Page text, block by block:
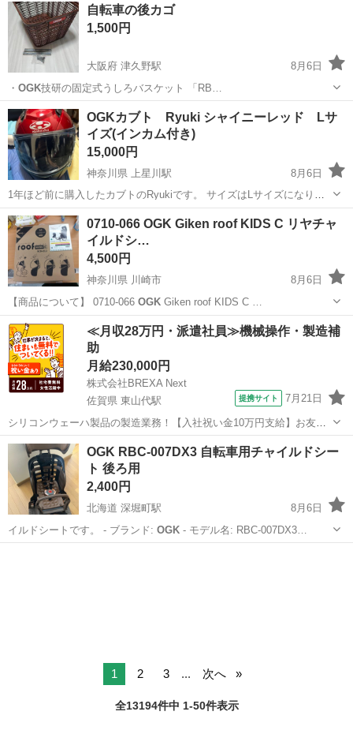
自転車の後カゴ
1,500円
大阪府 津久野駅
8月6日
・ OGK 技研の固定式うしろバスケット 「RB…
大阪 堺市 津久野駅
OGKカブト Ryuki シャイニーレッド Lサ
イズ(インカム付き)
15,000円
神奈川県 上星川駅
8月6日
1年ほど前に購入したカブトのRyukiです。 サイズはLサイズになりま
す。 傷はほぼ毎日使用していたからか多数あります。 1年ほどしか使
っておらず半年前にはシールドも傷が多数出来てしまい交換しまし
た。気になる方は内装も取り...
神奈川 横浜市 上星川駅 スズキ インカム
0710-066 OGK Giken roof KIDS C リヤチャ
イルドシ…
4,500円
神奈川県 川崎市
8月6日
【商品について】 0710-066 OGKGiken roof KIDS C …
神奈川 川崎市 ベビー用品 OGK
≪月収28万円・派遣社員≫機械操作・製造補
助
月給230,000円
株式会社BREXA Next
佐賀県 東山代駅
提携サイト 7月21日
シリコンウェーハ製品の製造業務！【入社祝い金10万円支給】お友達
やカップルとの応募OK◎年間休日129日＆休出なしでプライベート充
実♪業務はクリーンルームで快適作業◎自社正社員登用制度あり★1食
300円～の格安食堂あり！《佐...
佐賀 伊万里市 その他
OGK RBC-007DX3 自転車用チャイルドシー
ト 後ろ用
2,400円
北海道 深堀町駅
8月6日
イルドシートです。 - ブランド: OGK- モデル名: RBC-007DX3…
1 2 3 ... 次へ
全13194件中 1-50件表示